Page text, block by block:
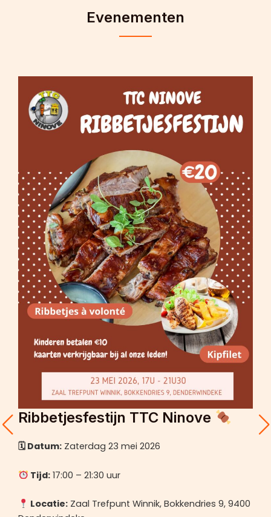
Evenementen
Ribbetjesfestijn TTC Ninove
🗓 Datum: Zaterdag 23 mei 2026
Tijd:17:00 – 21:30 uur
Locatie:Zaal Trefpunt Winnik, Bokkendries 9, 9400